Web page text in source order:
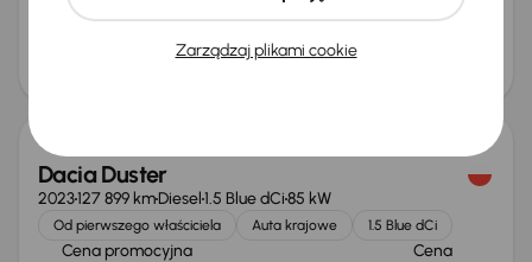
Cena po obniżce
Dacia Duster
2023127 899 kmDiesel1.5 Blue dCi85 kW
Od pierwszego właściciela Auta krajowe 1.5 Blue dCi
Cena promocyjna Cena
Zarządzaj plikami cookie